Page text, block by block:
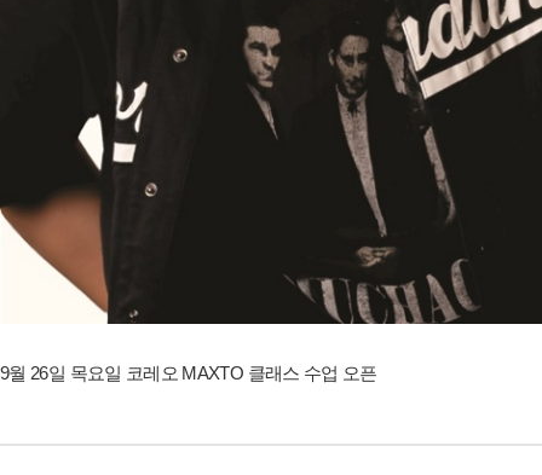
9월 26일 목요일 코레오 MAXTO 클래스 수업 오픈